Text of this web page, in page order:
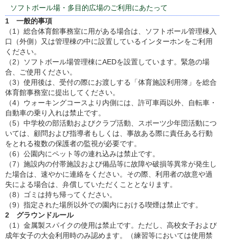
ソフトボール場・多目的広場のご利用にあたって
1 一般的事項
（1）総合体育館事務室に用がある場合は、ソフトボール管理棟入
口（外側）又は管理棟の中に設置しているインターホンをご利用
ください。
（2）ソフトボール場管理棟にAEDを設置しています。緊急の場
合、ご使用ください。
（3）使用後は、受付の際にお渡しする「体育施設利用簿」を総合
体育館事務室に提出してください。
（4）ウォーキングコースより内側には、許可車両以外、自転車・
自動車の乗り入れは禁止です。
（5）中学校の部活動およびクラブ活動、スポーツ少年団活動につ
いては、顧問および指導者もしくは、事故ある際に責任ある行動
をとれる複数の保護者の監視が必要です。
（6）公園内にペット等の連れ込みは禁止です。
（7）施設内の付帯施設および備品等に故障や破損等異常が発生し
た場合は、速やかに連絡をください。その際、利用者の故意や過
失による場合は、弁償していただくこととなります。
（8）ゴミは持ち帰ってください。
（9）指定された場所以外での園内における喫煙は禁止です。
2 グラウンドルール
（1）金属製スパイクの使用は禁止です。ただし、高校女子および
成年女子の大会利用時のみ認めます。（練習等においては使用禁